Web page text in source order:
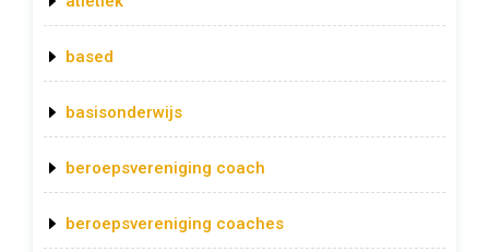
based
basisonderwijs
beroepsvereniging coach
beroepsvereniging coaches